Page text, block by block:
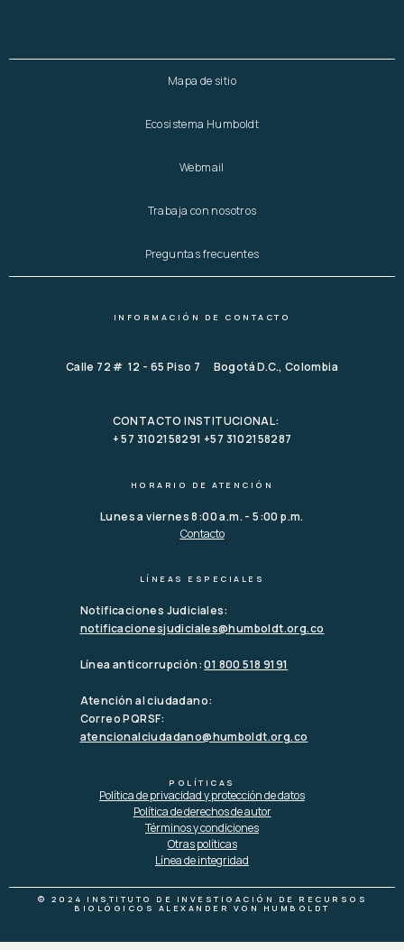
Mapa de sitio
Ecosistema Humboldt
Webmail
Trabaja con nosotros
Preguntas frecuentes
INFORMACIÓN DE CONTACTO
Calle 72 # 12 - 65 Piso 7 Bogotá D.C., Colombia
CONTACTO INSTITUCIONAL:
+ 57 3102158291 +57 3102158287
HORARIO DE ATENCIÓN
Lunes a viernes 8:00 a.m. - 5:00 p.m.
Contacto
LÍNEAS ESPECIALES
Notificaciones Judiciales:
notificacionesjudiciales@humboldt.org.co
Línea anticorrupción:01 800 518 9191
Atención al ciudadano:
Correo PQRSF:
atencionalciudadano@humboldt.org.co
POLÍTICAS
Política de privacidad y protección de datos
Política de derechos de autor
Términos y condiciones
Otras políticas
Línea de integridad
© 2024 INSTITUTO DE INVESTIGACIÓN DE RECURSOS
BIOLÓGICOS ALEXANDER VON HUMBOLDT